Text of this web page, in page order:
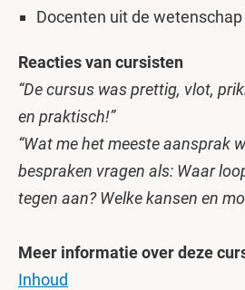
Docenten uit de
Reacties van cursisten
“De cursus was prettig, vlot,
en praktisch!”
“Wat me het meeste aansprak
bespraken vragen als: Waar
tegen aan? Welke kansen en
Meer informatie over deze
Inhoud